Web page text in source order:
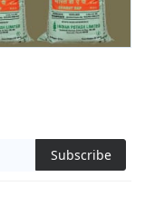
Subscribe